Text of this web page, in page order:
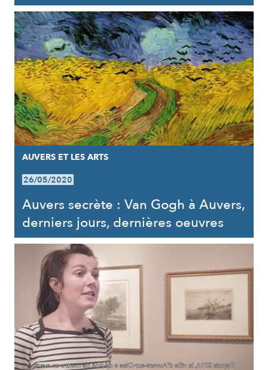
AUVERS ET LES ARTS
26/05/2020
Auvers secrète : Van Gogh à Auvers,
derniers jours, dernières oeuvres